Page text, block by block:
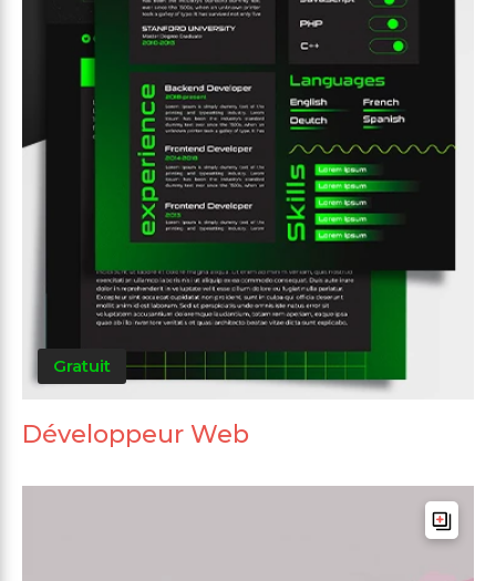
Gratuit
Développeur Web